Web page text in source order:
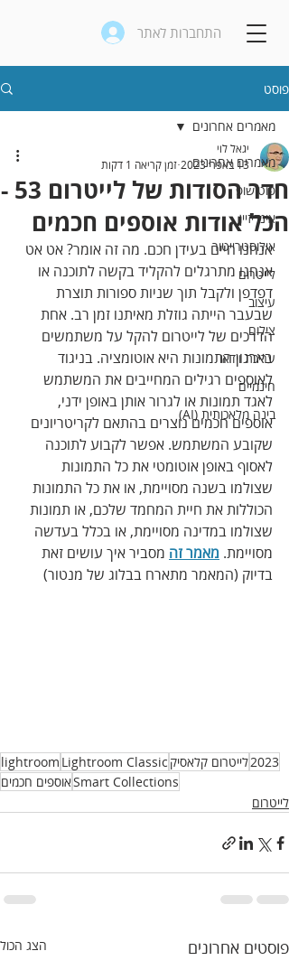
התחברות לאתר
פוסט
מאמרים אחרונים
פוטושופ
אינדיזיין
אילוסטרייטור
לייטרום
עיצוב
צילום
עריכת וידאו
חינמיים
בינה מלאכותית (AI)
מאמרים אחרונים
חדר הסודות של לייטרום 53 -
הכל אודות אוספים חכמים
יגאל לוי
13 באפר׳ 2023
זמן קריאה 1 דקות
אנחנו חיים בעידן חכם. מה זה אומר? אט אט
אנחנו מתרגלים להקליד בקשה לתוכנה או
דפדפן ולקבל תוך שניות ספורות תוצרת
שבעבר הייתה גוזלת מאיתנו זמן רב. אחת
הדרכים של לייטרום להקל על משתמשים
בארגון התמונות היא אוטומציה. בניגוד
לאוספים רגילים המחייבים את המשתמש
לאגד תמונות או לגרור אותן באופן ידני,
אוספים חכמים נוצרים בהתאם לקריטריונים
שקובע המשתמש. אפשר לקבוע לתוכנה
לאסוף באופן אוטומטי את כל התמונות
שצולמו בשנה מסויימת, או את כל התמונות
הכוללות את חיית המחמד שלכם, או תמונות
שצולמו במדינה מסויימת, או בכלל בעדשה
מסויימת. מאמר זה מסביר איך עושים זאת
בדיוק (המאמר מתארח בבלוג של מנטור)
2023לייטרום קלאסיק Lightroom Classic
lightroom
Smart Collectionsאוספים חכמים
לייטרום
פוסטים אחרונים הצג הכול